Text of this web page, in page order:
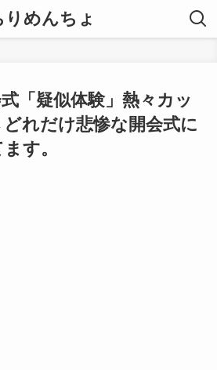
りめんちょ
「疑似体験」熱々カッ
れだけ悲惨な開会式に
す。